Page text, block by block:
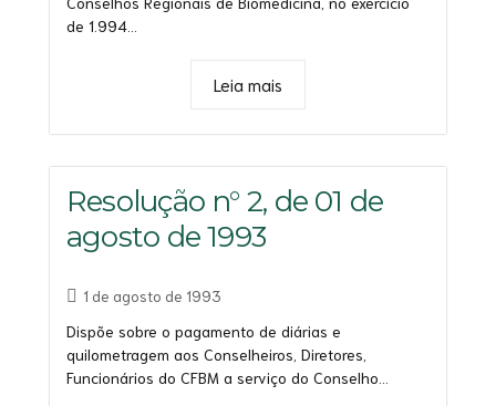
de 1.994...
Leia mais
Resolução n° 2, de 01 de
agosto de 1993
1 de agosto de 1993
Dispõe sobre o pagamento de diárias e
quilometragem aos Conselheiros, Diretores,
Funcionários do CFBM a serviço do Conselho...